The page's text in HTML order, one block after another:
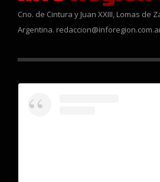
Cno. de Cintura y Juan XXIII, Lomas de
Argentina.